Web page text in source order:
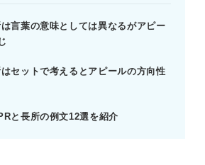
己PR）と優しい（長所）で一貫性を
所の違いは？ 切り離さずにセット
言葉の意味としては異なるがアピー
セットで考えるとアピールの方向性
と長所の例文12選を紹介